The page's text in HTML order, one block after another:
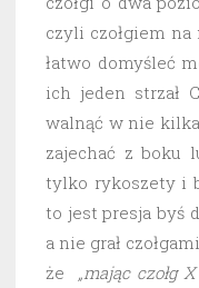
czyli czołgiem
łatwo domyśleć
ich jeden strzał
walnąć w nie
zajechać z boku
tylko rykoszety i
to jest presja byś
a nie grał
że „mając czołg